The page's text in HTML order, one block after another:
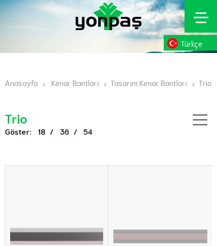
Türkçe
Anasayfa Kenar Bantları Tasarım Kenar Bantları Trio
Trio
Göster: 18 / 36 / 54